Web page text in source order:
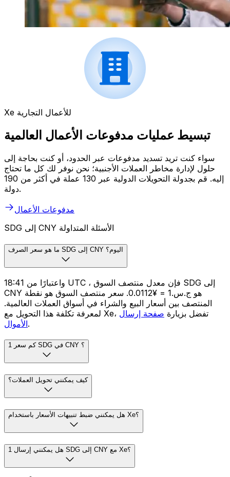
Xe للأعمال التجارية
تبسيط عمليات مدفوعات الأعمال العالمية
سواء كنت تريد تسديد مدفوعات عبر الحدود، أو كنت بحاجة إلى
حلول لإدارة مخاطر العملات الأجنبية؛ نحن نوفر لك كل ما تحتاج
إليه. قم بجدولة التحويلات الدولية عبر 130 عملة في أكثر من 190
دولة.
مدفوعات الأعمال
SDG إلى CNY الأسئلة المتداولة
ما هو سعر الصرف SDG إلى CNY اليوم؟
واعتبارًا من 18:41 UTC ، فإن معدل منتصف السوق SDG إلى
CNY هو ج.س.1 = ¥0.0112. سعر منتصف السوق هو نقطة
المنتصف بين أسعار البيع والشراء في أسواق العملات العالمية.
لمعرفة تكلفة هذا التحويل مع Xe، تفضل بزيارة صفحة إرسال
الأموال.
كم سعر 1 SDG في CNY ؟
كيف يمكنني تحويل العملات؟
هل يمكنني ضبط تنبيهات الأسعار باستخدام Xe؟
هل يمكنني إرسال 1 SDG إلى CNY مع Xe؟